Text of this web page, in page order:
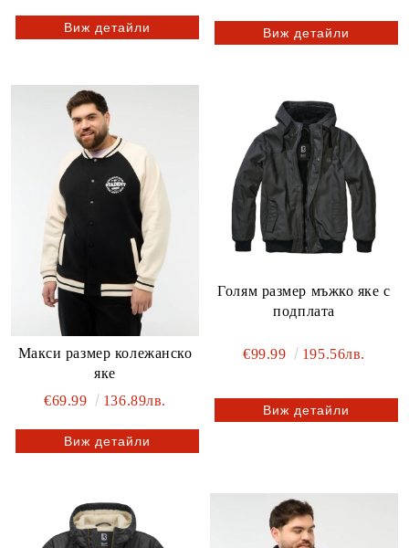
Виж детайли Виж детайли
Макси размер колежанско
яке
€69.99
136.89лв.
Виж детайли
Голям размер мъжко яке с
подплата
€99.99 195.56лв.
Виж детайли